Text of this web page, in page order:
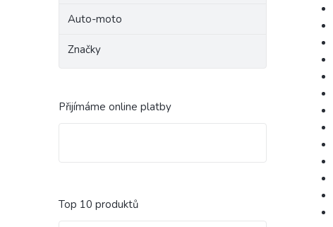
Auto-moto
Značky
Přijímáme online platby
Top 10 produktů